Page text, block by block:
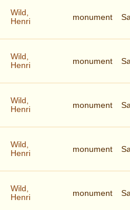
Wild,
Henri
monument
Wild,
Henri
monument
Wild,
Henri
monument
Wild,
Henri
monument
Wild,
Henri
monument